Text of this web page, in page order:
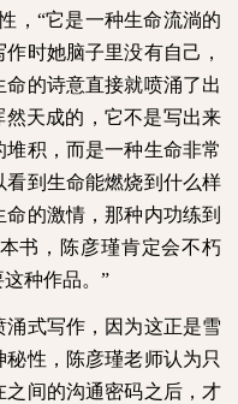
，“它是一种生命流淌的
时她脑子里没有自己，
的诗意直接就喷涌了出
然天成的，它不是写出来
积，而是一种生命非常
到生命能燃烧到什么样
的激情，那种内功练到
书，陈彦瑾肯定会不朽
种作品。”
涌式写作，因为这正是雪
性，陈彦瑾老师认为只
间的沟通密码之后，才